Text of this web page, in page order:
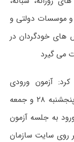
و موسسات دولتی و
های خودگردان در
آزمون ورودی
کارشناسی ارشد ناپیوسته سال ۹۹ روزهای پنجشنبه ۲۸ و جمعه
و کارت ورود به جلسه آزمون
۲۵ تا ۲۷ فروردین ماه سال ۹۹ بر روی سایت سازمان